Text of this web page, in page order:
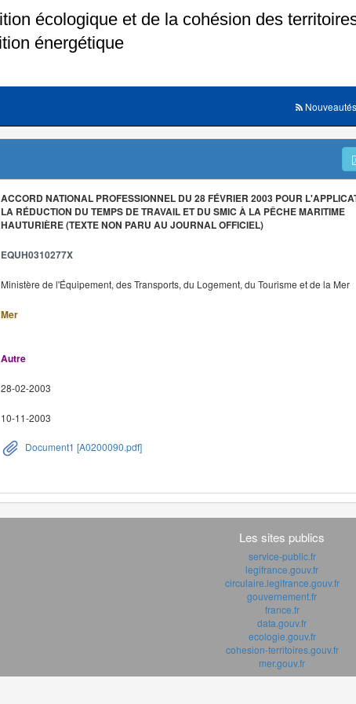
Nouveautés
ACCORD NATIONAL PROFESSIONNEL DU 28 FÉVRIER 2003 POUR
LA RÉDUCTION DU TEMPS DE TRAVAIL ET DU SMIC À LA PÊCHE MARITIME
HAUTURIÈRE (TEXTE NON PARU AU JOURNAL OFFICIEL)
EQUH0310277X
Ministère de l'Équipement, des Transports, du Logement, du Tourisme et de la Mer
Mer
Autre
28-02-2003
10-11-2003
Document1 [A0200090.pdf]
Les sites publics
service-public.fr
legifrance.gouv.fr
circulaire.legifrance.gouv.fr
gouvernement.fr
france.fr
data.gouv.fr
ecologie.gouv.fr
cohesion-territoires.gouv.fr
mer.gouv.fr